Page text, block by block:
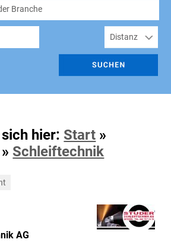
hier: Start »
» Schleiftechnik
AG